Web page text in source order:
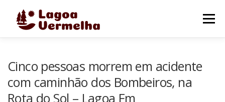
Menu
FALE CONOSCO
Cinco pessoas morrem em acidente
com caminhão dos Bombeiros, na
Rota do Sol – Lagoa Fm